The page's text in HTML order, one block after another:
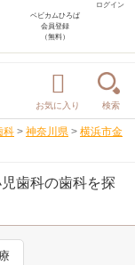
ログイン
ベビカムひろば
会員登録
（無料）
お気に入り 検索
科 > 神奈川県 > 横浜市金
歯科の歯科を探